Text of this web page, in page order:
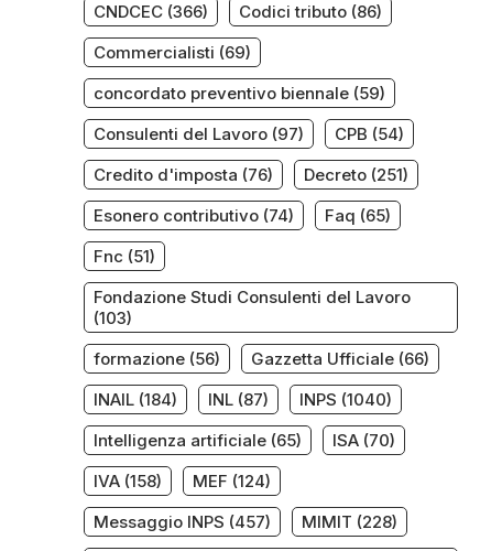
CNDCEC(366) Codici tributo(86)
Commercialisti (69)
concordato preventivo biennale(59)
Consulenti del Lavoro(97) CPB (54)
Credito d'imposta (76) Decreto(251)
Esonero contributivo(74) Faq (65)
Fnc (51)
Fondazione Studi Consulenti del Lavoro
(103)
formazione(56) Gazzetta Ufficiale(66)
INAIL(184) INL(87) INPS (1040)
Intelligenza artificiale(65) ISA(70)
IVA(158) MEF (124)
Messaggio INPS (457) MIMIT (228)